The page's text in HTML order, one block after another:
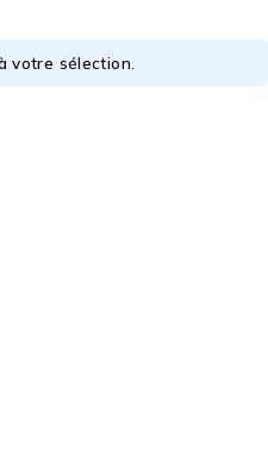
votre sélection.